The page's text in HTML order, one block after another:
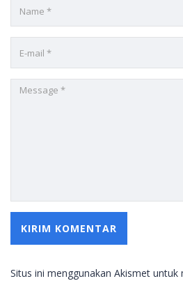
Situs ini menggunakan Akismet untuk